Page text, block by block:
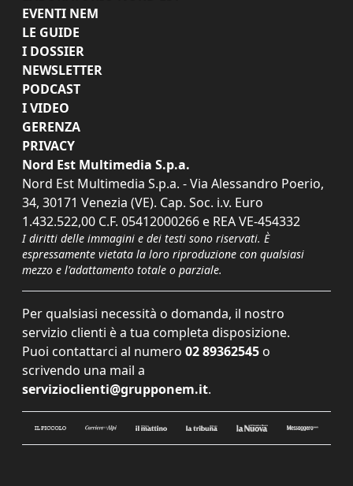
EVENTI NEM
LE GUIDE
I DOSSIER
NEWSLETTER
PODCAST
I VIDEO
GERENZA
PRIVACY
Nord Est Multimedia S.p.a.
Nord Est Multimedia S.p.a. - Via Alessandro Poerio,
34, 30171 Venezia (VE). Cap. Soc. i.v. Euro
1.432.522,00 C.F. 05412000266 e REA VE-454332
I diritti delle immagini e dei testi sono riservati. È
espressamente vietata la loro riproduzione con qualsiasi
mezzo e l'adattamento totale o parziale.
Per qualsiasi necessità o domanda, il nostro
servizio clienti è a tua completa disposizione.
Puoi contattarci al numero 02 89362545 o
scrivendo una mail a
servizioclienti@grupponem.it.